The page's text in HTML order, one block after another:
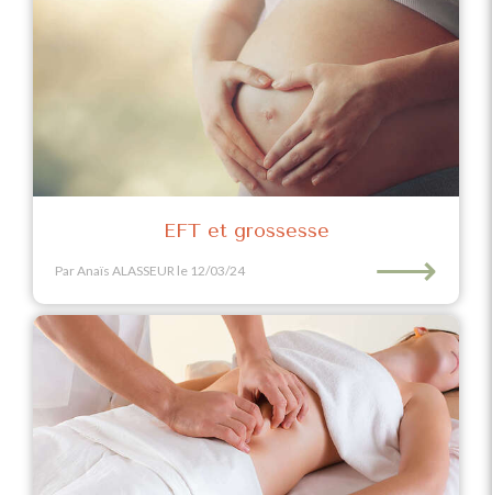
EFT et grossesse
Par Anaïs ALASSEUR le 12/03/24 ⟶